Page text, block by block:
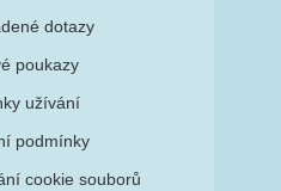
dotazy
poukazy
užívání
podmínky
cookie souborů